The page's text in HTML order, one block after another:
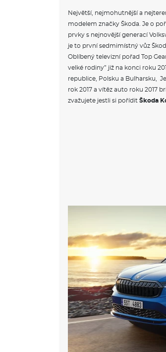
Největší, nejmohutnější a
modelem značky Škoda. Je o
prvky s nejnovější generací
je to první sedmimístný vůz
Oblíbený televizní pořad Top
velké rodiny” již na konci roku
republice, Polsku a Bulharsku,
rok 2017 a vítěz auto roku 2017
zvažujete jestli si pořídit Škoda